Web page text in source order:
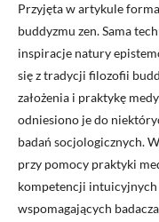
Przyjęta w artykule
buddyzmu zen. Sama
inspiracje natury
się z tradycji filozofii
założenia i praktykę
odniesiono je do
badań socjologicznych.
przy pomocy praktyki
kompetencji intuicyjnych
wspomagających